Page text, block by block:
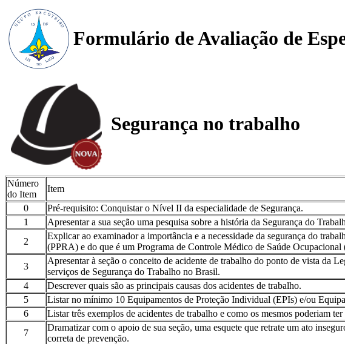
Formulário de Avaliação de
Segurança no trabalho
Número
do Item
Item
0
Pré-requisito: Conquistar o Nível II da especialidade de Segurança.
1
Apresentar a sua seção uma pesquisa sobre a história da Segurança do
2
Explicar ao examinador a importância e a necessidade da segurança do
(PPRA) e do que é um Programa de Controle Médico de Saúde
3
Apresentar à seção o conceito de acidente de trabalho do ponto de vista da
serviços de Segurança do Trabalho no Brasil.
4
Descrever quais são as principais causas dos acidentes de trabalho.
5
Listar no mínimo 10 Equipamentos de Proteção Individual (EPIs) e/ou
6
Listar três exemplos de acidentes de trabalho e como os mesmos poderiam
7
Dramatizar com o apoio de sua seção, uma esquete que retrate um ato
correta de prevenção.